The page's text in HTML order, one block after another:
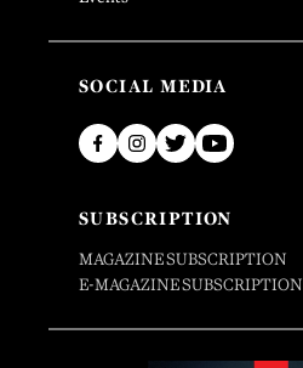
SOCIAL MEDIA
SUBSCRIPTION
MAGAZINE SUBSCRIPTION
E-MAGAZINE SUBSCRIPTION